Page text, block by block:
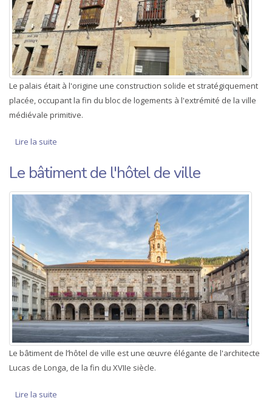
Le palais était à l'origine une construction solide et stratégiquement
placée, occupant la fin du bloc de logements à l'extrémité de la ville
médiévale primitive.
Lire la suite
Le bâtiment de l'hôtel de ville
Le bâtiment de l’hôtel de ville est une œuvre élégante de l'architecte
Lucas de Longa, de la fin du XVIIe siècle.
Lire la suite